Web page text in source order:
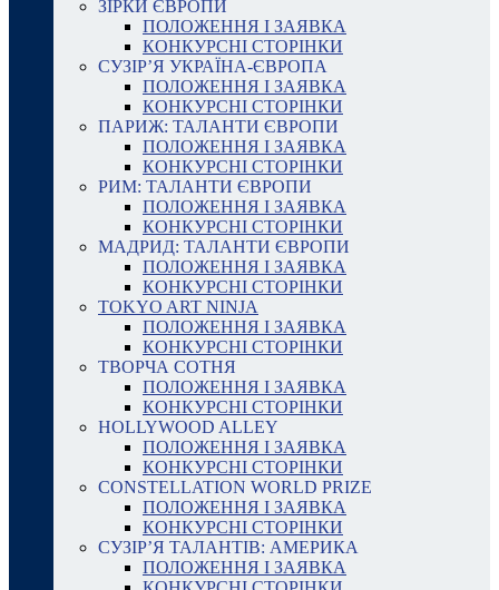
ЗІРКИ ЄВРОПИ
ПОЛОЖЕННЯ І ЗАЯВКА
КОНКУРСНІ СТОРІНКИ
СУЗІР’Я УКРАЇНА-ЄВРОПА
ПОЛОЖЕННЯ І ЗАЯВКА
КОНКУРСНІ СТОРІНКИ
ПАРИЖ: ТАЛАНТИ ЄВРОПИ
ПОЛОЖЕННЯ І ЗАЯВКА
КОНКУРСНІ СТОРІНКИ
РИМ: ТАЛАНТИ ЄВРОПИ
ПОЛОЖЕННЯ І ЗАЯВКА
КОНКУРСНІ СТОРІНКИ
МАДРИД: ТАЛАНТИ ЄВРОПИ
ПОЛОЖЕННЯ І ЗАЯВКА
КОНКУРСНІ СТОРІНКИ
TOKYO ART NINJA
ПОЛОЖЕННЯ І ЗАЯВКА
КОНКУРСНІ СТОРІНКИ
ТВОРЧА СОТНЯ
ПОЛОЖЕННЯ І ЗАЯВКА
КОНКУРСНІ СТОРІНКИ
HOLLYWOOD ALLEY
ПОЛОЖЕННЯ І ЗАЯВКА
КОНКУРСНІ СТОРІНКИ
CONSTELLATION WORLD PRIZE
ПОЛОЖЕННЯ І ЗАЯВКА
КОНКУРСНІ СТОРІНКИ
СУЗІР’Я ТАЛАНТІВ: АМЕРИКА
ПОЛОЖЕННЯ І ЗАЯВКА